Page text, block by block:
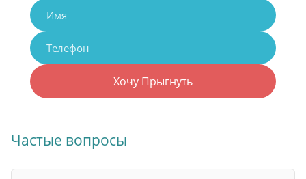
Хочу Прыгнуть
Частые вопросы